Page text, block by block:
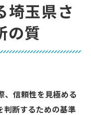
埼玉県さ
の質
、信頼性を見極める
判断するための基準